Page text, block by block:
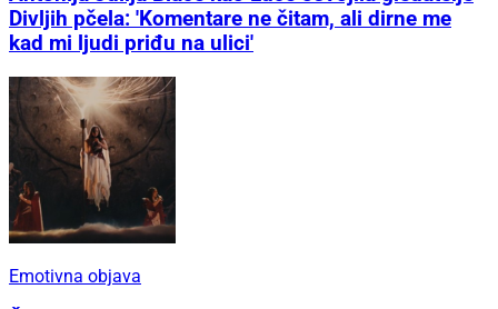
'Naša' Birnjanka
Antonija Julija Blaće kao Luce osvojila gledatelje
Divljih pčela: 'Komentare ne čitam, ali dirne me